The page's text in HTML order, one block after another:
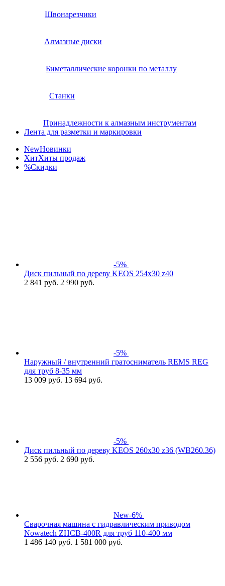
Швонарезчики
Алмазные диски
Биметаллические коронки по металлу
Станки
Принадлежности к алмазным инструментам
Лента для разметки и маркировки
NewНовинки
ХитХиты продаж
%Скидки
-5%
Диск пильный по дереву KEOS 254x30 z40
2 841 руб. 2 990 руб.
-5%
Наружный / внутренний гратосниматель REMS REG
для труб 8-35 мм
13 009 руб. 13 694 руб.
-5%
Диск пильный по дереву KEOS 260x30 z36 (WB260.36)
2 556 руб. 2 690 руб.
New-6%
Сварочная машина с гидравлическим приводом
Nowatech ZHCB-400R для труб 110-400 мм
1 486 140 руб. 1 581 000 руб.